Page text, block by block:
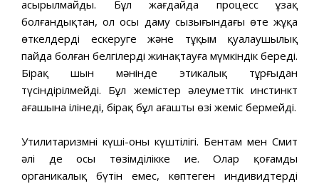
асырылмайды. Бұл жағдайда процесс ұзақ
болғандықтан, ол осы даму сызығындағы өте жұқа
өткелдерді ескеруге және тұқым қуалаушылық
пайда болған белгілерді жинақтауға мүмкіндік береді.
Бірақ шын мәнінде этикалық тұрғыдан
түсіндірілмейді. Бұл жемістер әлеуметтік инстинкт
ағашына ілінеді, бірақ бұл ағаштың өзі жеміс бермейді.
Утилитаризмнің күші-оның күштілігі. Бентам мен Смит
әлі де осы төзімділікке ие. Олар қоғамды
органикалық бүтін емес, көптеген индивидтердің